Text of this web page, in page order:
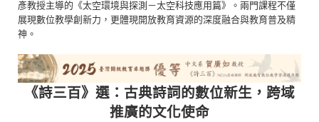
彥教授主導的《太空環境與探測－太空科技應用篇》。兩門課程不僅
展現數位教學創新力，更體現開放教育資源的深度融合與教育普及精
神。
《詩三百》選：古典詩詞的數位新生，跨域
推廣的文化使命